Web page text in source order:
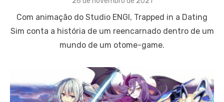
Com animação do Studio ENGI, Trapped in a Dating
Sim conta a história de um reencarnado dentro de um
mundo de um otome-game.